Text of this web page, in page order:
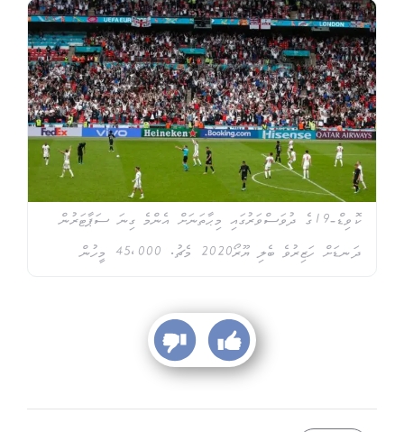
ކޮވިޑް-19ގެ ދުވަސްވަރުގައި މިޙާތަނަށް އެންމެ ގިނަ ސަޕާޓަރުން
ދަނޑަށް ހަޒިރުވެ ބެލި ޔޫރޯ2020 މެޗު. 45،000 މީހުން